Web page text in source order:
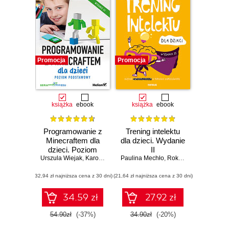
Promocja
książka ebook
Programowanie z
Minecraftem dla
dzieci. Poziom
podstawowy.
Urszula Wiejak, Karolina Niemira ,Adrian Wojciechowski
(32,94 zł najniższa cena z 30 dni)
34.59 zł
54.90zł (-37%)
Promocja
książka ebook
Trening intelektu
dla dzieci. Wydanie
II
Paulina Mechło, Roksana Kosmala-Kwiatkowska
(21,64 zł najniższa cena z 30 dni)
27.92 zł
34.90zł (-20%)